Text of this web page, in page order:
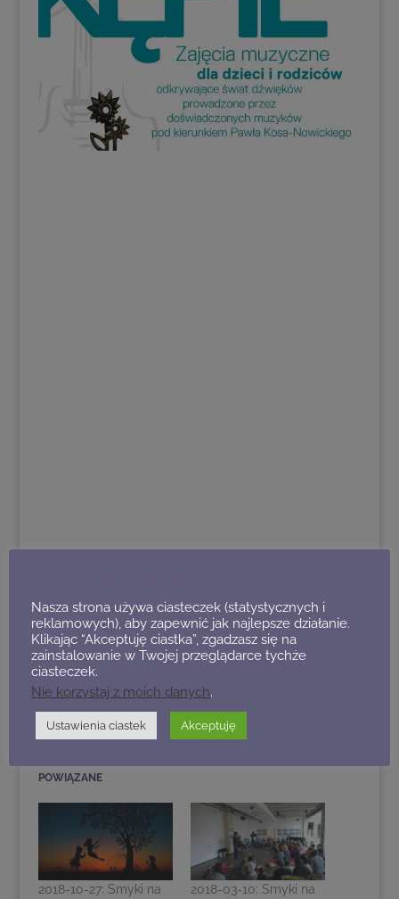
Smyki na Kępie
30/05/2015, 10:30
Zajęcia muzyczne dla dzieci i rodziców odkrywające świat
dźwięków
Spotkanie prowadzi Paweł Kos-Nowicki
/bilet rodzinny 20 zł/
POWIĄZANE
2018-10-27: Smyki na
2018-03-10: Smyki na
Nasza strona używa ciasteczek (statystycznych i
reklamowych), aby zapewnić jak najlepsze działanie.
Klikając “Akceptuję ciastka”, zgadzasz się na
zainstalowanie w Twojej przeglądarce tychże
ciasteczek.
Nie korzystaj z moich danych.
Ustawienia ciastek Akceptuję